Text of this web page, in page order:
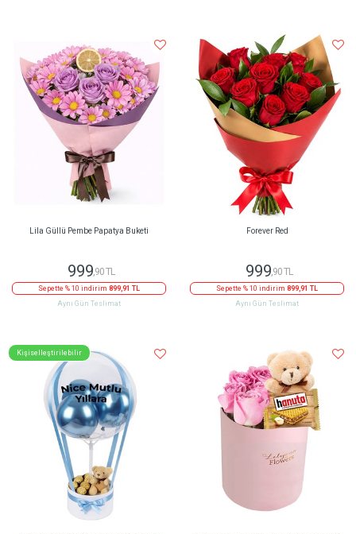
Lila Güllü Pembe Papatya Buketi
999,90 TL
Sepette % 10 indirim 899,91 TL
Aynı Gün Teslimat
Forever Red
999,90 TL
Sepette % 10 indirim 899,91 TL
Aynı Gün Teslimat
Kişiselleştirilebilir